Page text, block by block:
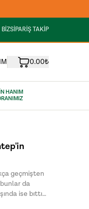
BİZSİPARİŞ TAKİP
0.00₺
HANIM
geçmişten
da
ise bıttım
Anadolu